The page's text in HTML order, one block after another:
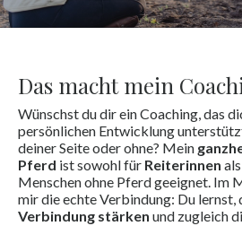
Das macht mein
Wünschst du dir ein Coaching, das
persönlichen Entwicklung
deiner Seite oder ohne? Mein
Pferd ist sowohl für Reiterinnen
Menschen ohne Pferd geeignet. Im
mir die echte Verbindung: Du lernst,
Verbindung stärken und zugleich